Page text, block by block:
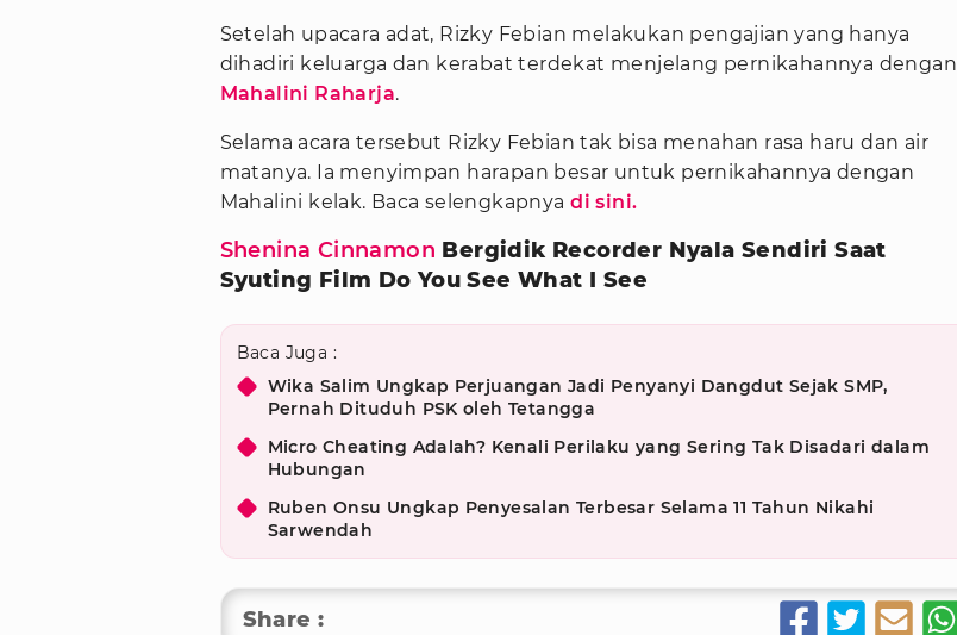
Setelah upacara adat, Rizky Febian melakukan pengajian yang hanya
dihadiri keluarga dan kerabat terdekat menjelang pernikahannya dengan
Mahalini Raharja.
Selama acara tersebut Rizky Febian tak bisa menahan rasa haru dan air
matanya. Ia menyimpan harapan besar untuk pernikahannya dengan
Mahalini kelak. Baca selengkapnya di sini.
Shenina Cinnamon Bergidik Recorder Nyala Sendiri Saat
Syuting Film Do You See What I See
Baca Juga :
Wika Salim Ungkap Perjuangan Jadi Penyanyi Dangdut Sejak SMP,
Pernah Dituduh PSK oleh Tetangga
Micro Cheating Adalah? Kenali Perilaku yang Sering Tak Disadari dalam
Hubungan
Ruben Onsu Ungkap Penyesalan Terbesar Selama 11 Tahun Nikahi
Sarwendah
Share :